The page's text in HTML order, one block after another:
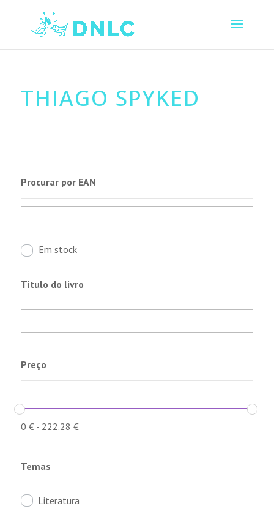
THIAGO SPYKED
Procurar por EAN
Em stock
Título do livro
Preço
0 €- 222.28 €
Temas
Literatura